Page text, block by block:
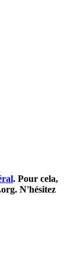
. Pour cela,
N'hésitez